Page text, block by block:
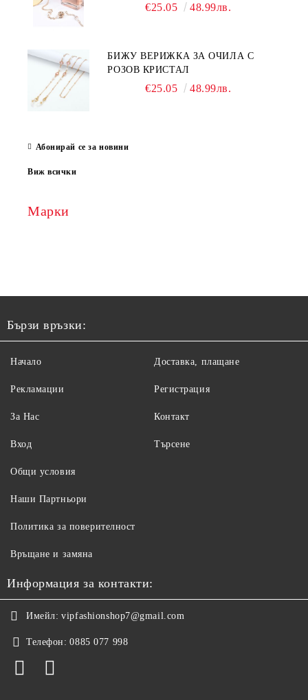
€25.05 48.99лв.
БИЖУ ВЕРИЖКА ЗА ОЧИЛА С
РОЗОВ КРИСТАЛ
€25.05 48.99лв.
Абонирай се за новини
Виж всички
Марки
Бързи връзки:
Начало
Рекламации
За Нас
Вход
Доставка, плащане
Регистрация
Контакт
Търсене
Общи условия
Наши Партньори
Политика за поверителност
Връщане и замяна
Информация за контакти:
Имейл: vipfashionshop7@gmail.com
Телефон: 0885 077 998